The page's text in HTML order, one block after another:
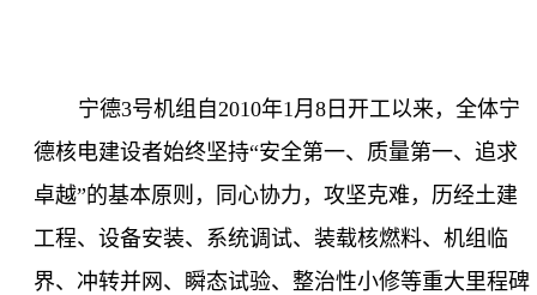
宁德3号机组自2010年1月8 日开工以来，全体宁
德核电建设者始终坚持“安全第一、质量第一、追求
卓越”的基本原则，同心协力，攻坚克难，历经土建
工程、设备安装、系统调试、装载核燃料、机组临
界、冲转并网、瞬态试验、整治性小修等重大里程碑